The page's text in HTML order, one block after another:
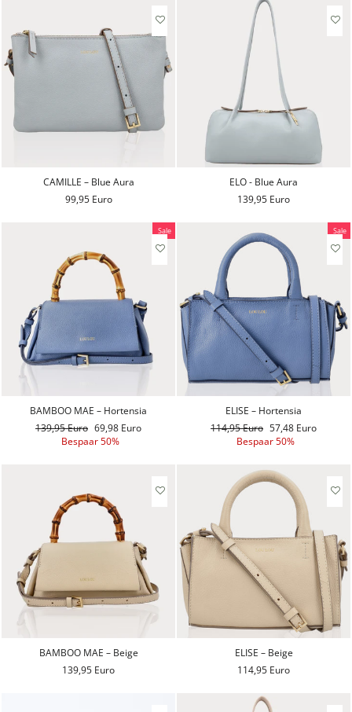
CAMILLE – Blue Aura
99,95 Euro
ELO - Blue Aura
139,95 Euro
Sale
BAMBOO MAE – Hortensia
Reguliere
139,95 Euro Aanbiedingsprijs
69,98 Euro
Bespaar 50%
Sale
ELISE – Hortensia
Reguliere
114,95 Euro Aanbiedingsprijs
57,48 Euro
Bespaar 50%
BAMBOO MAE – Beige
139,95 Euro
ELISE – Beige
114,95 Euro